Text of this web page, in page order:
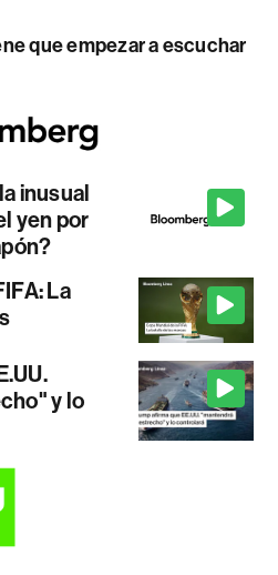
que empezar a escuchar
inusual
yen por
La
y lo